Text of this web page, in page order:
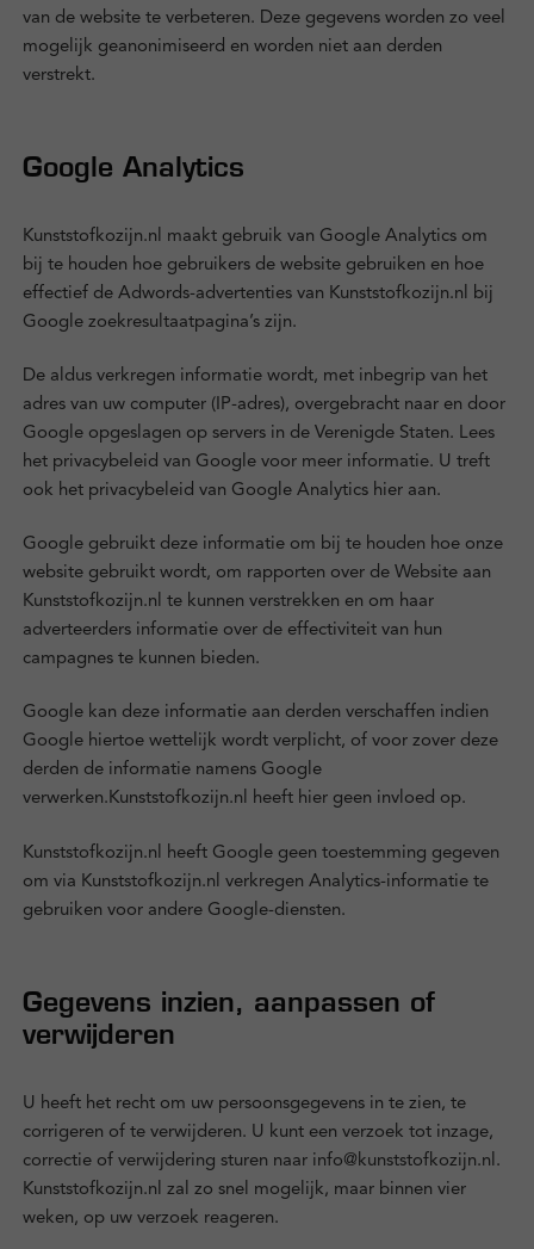
van de website te verbeteren. Deze gegevens worden zo veel
mogelijk geanonimiseerd en worden niet aan derden
verstrekt.
Google Analytics
Kunststofkozijn.nl maakt gebruik van Google Analytics om
bij te houden hoe gebruikers de website gebruiken en hoe
effectief de Adwords-advertenties van Kunststofkozijn.nl bij
Google zoekresultaatpagina’s zijn.
De aldus verkregen informatie wordt, met inbegrip van het
adres van uw computer (IP-adres), overgebracht naar en door
Google opgeslagen op servers in de Verenigde Staten. Lees
het privacybeleid van Google voor meer informatie. U treft
ook het privacybeleid van Google Analytics hier aan.
Google gebruikt deze informatie om bij te houden hoe onze
website gebruikt wordt, om rapporten over de Website aan
Kunststofkozijn.nl te kunnen verstrekken en om haar
adverteerders informatie over de effectiviteit van hun
campagnes te kunnen bieden.
Google kan deze informatie aan derden verschaffen indien
Google hiertoe wettelijk wordt verplicht, of voor zover deze
derden de informatie namens Google
verwerken.Kunststofkozijn.nl heeft hier geen invloed op.
Kunststofkozijn.nl heeft Google geen toestemming gegeven
om via Kunststofkozijn.nl verkregen Analytics-informatie te
gebruiken voor andere Google-diensten.
Gegevens inzien, aanpassen of
verwijderen
U heeft het recht om uw persoonsgegevens in te zien, te
corrigeren of te verwijderen. U kunt een verzoek tot inzage,
correctie of verwijdering sturen naar info@kunststofkozijn.nl.
Kunststofkozijn.nl zal zo snel mogelijk, maar binnen vier
weken, op uw verzoek reageren.